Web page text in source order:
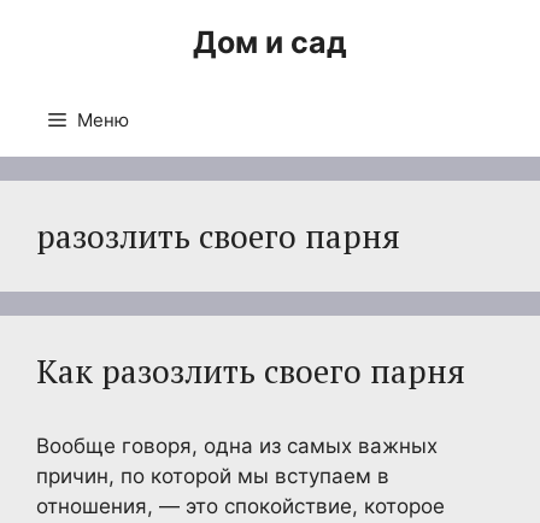
Дом и сад
Меню
разозлить своего парня
Как разозлить своего парня
Вообще говоря, одна из самых важных
причин, по которой мы вступаем в
отношения, — это спокойствие, которое